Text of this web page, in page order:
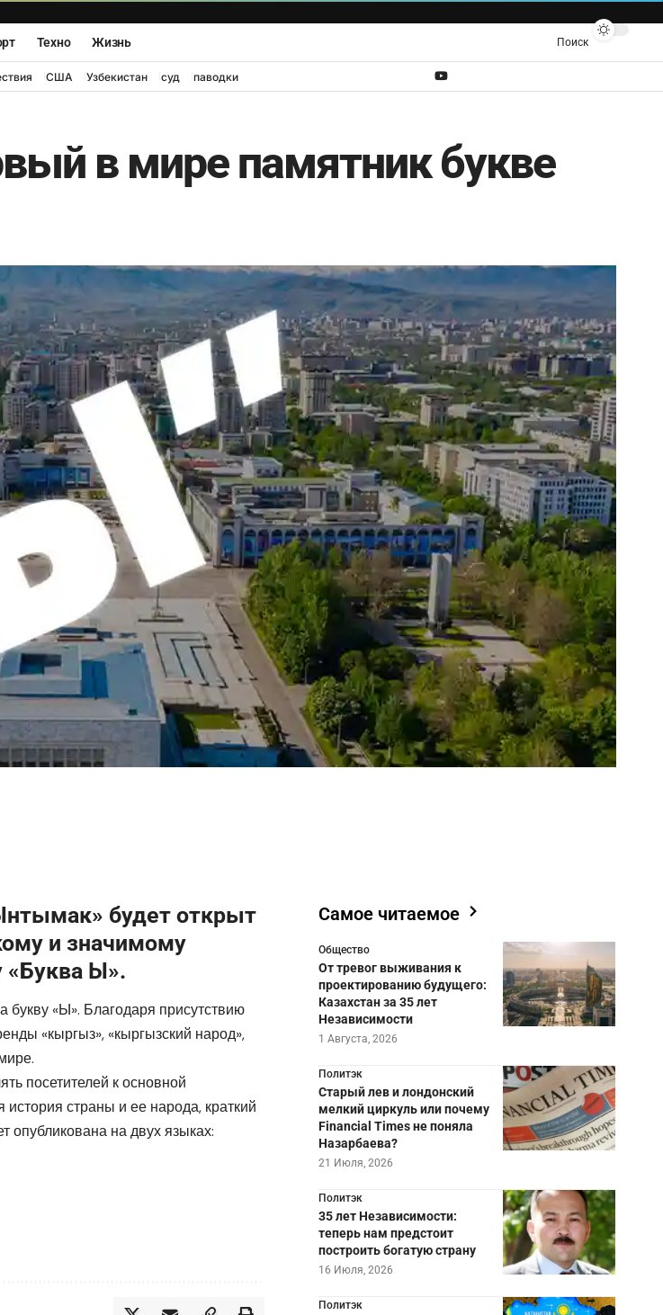
Техно Жизнь Поиск
США Узбекистан суд паводки
в мире памятник букве
будет открыт
и значимому
«Буква Ы».
«Ы». Благодаря присутствию
«кыргыз», «кыргызский народ»,
посетителей к основной
страны и ее народа, краткий
опубликована на двух языках:
Самое читаемое
Общество
От тревог выживания к
проектированию будущего:
Казахстан за 35 лет
Независимости
1 Августа, 2026
Политэк
Старый лев и лондонский
мелкий циркуль или почему
Financial Times не поняла
Назарбаева?
21 Июля, 2026
Политэк
35 лет Независимости:
теперь нам предстоит
построить богатую страну
16 Июля, 2026
Политэк